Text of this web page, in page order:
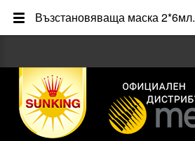
Възстановяваща маска 2*6мл.